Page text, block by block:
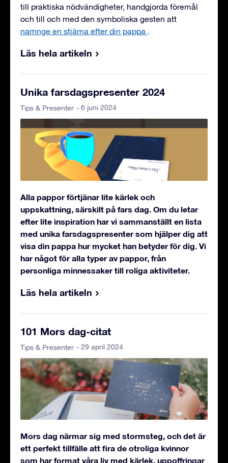
till praktiska nödvändigheter, handgjorda föremål
och till och med den symboliska gesten att
namnge en stjärna efter din pappa .
Läs hela artikeln
Unika farsdagspresenter 2024
Tips & Presenter - 6 juni 2024
Alla pappor förtjänar lite kärlek och
uppskattning, särskilt på fars dag. Om du letar
efter lite inspiration har vi sammanställt en lista
med unika farsdagspresenter som hjälper dig att
visa din pappa hur mycket han betyder för dig. Vi
har något för alla typer av pappor, från
personliga minnessaker till roliga aktiviteter.
Läs hela artikeln
101 Mors dag-citat
Tips & Presenter - 29 april 2024
Mors dag närmar sig med stormsteg, och det är
ett perfekt tillfälle att fira de otroliga kvinnor
som har format våra liv med kärlek, uppoffringar